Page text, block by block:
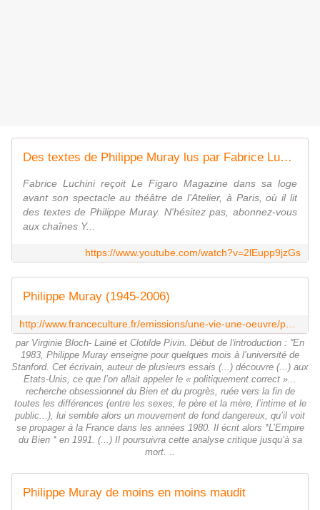
Des textes de Philippe Muray lus par Fabrice Luchini - Le Figaro
Fabrice Luchini reçoit Le Figaro Magazine dans sa loge
avant son spectacle au théâtre de l'Atelier, à Paris, où il lit
des textes de Philippe Muray. N'hésitez pas, abonnez-vous
aux chaînes Y...
https://www.youtube.com/watch?v=2lEupp9jzGs
Philippe Muray (1945-2006)
par Virginie Bloch- Lainé et Clotilde Pivin. Début de l'introduction : ''En
1983, Philippe Muray enseigne pour quelques mois à l’université de
Stanford. Cet écrivain, auteur de plusieurs essais (...) découvre (...) aux
Etats-Unis, ce que l’on allait appeler le « politiquement correct »...
recherche obsessionnel du Bien et du progrès, ruée vers la fin de
toutes les différences (entre les sexes, le père et la mère, l’intime et le
public...), lui semble alors un mouvement de fond dangereux, qu’il voit
se propager à la France dans les années 1980. Il écrit alors *L’Empire
du Bien * en 1991. (...) Il poursuivra cette analyse critique jusqu’à sa
mort. ..
Philippe Muray de moins en moins maudit